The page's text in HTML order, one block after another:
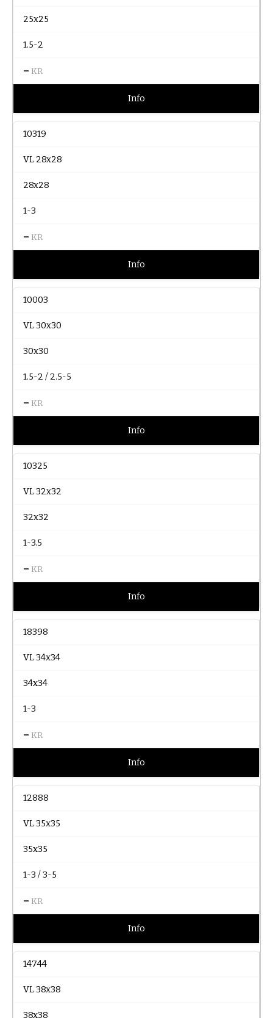
25x25
1.5-2
– KR
Info
10319
VL 28x28
28x28
1-3
– KR
Info
10003
VL 30x30
30x30
1.5-2 / 2.5-5
– KR
Info
10325
VL 32x32
32x32
1-3.5
– KR
Info
18398
VL 34x34
34x34
1-3
– KR
Info
12888
VL 35x35
35x35
1-3 / 3-5
– KR
Info
14744
VL 38x38
38x38